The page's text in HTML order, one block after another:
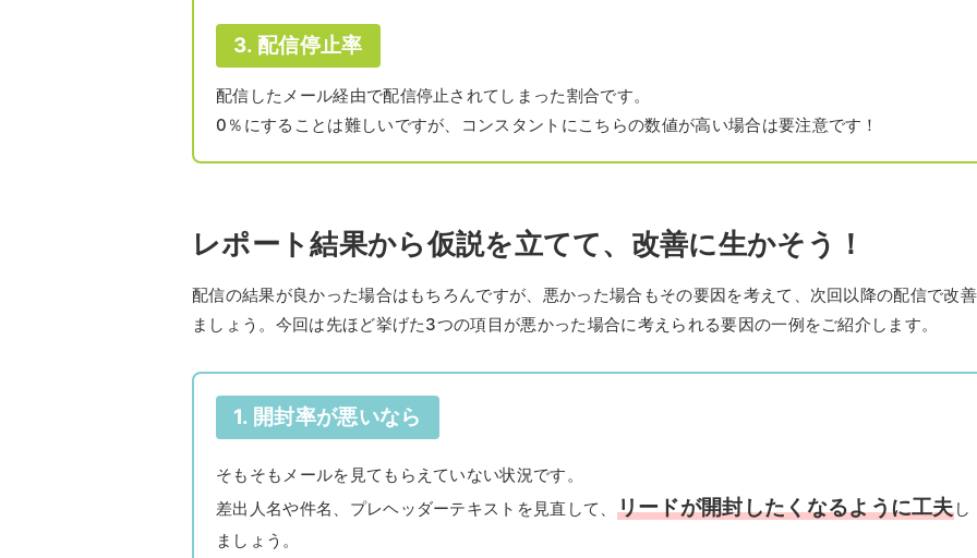
3. 配信停止率
配信したメール経由で配信停止されてしまった割合です。
0％にすることは難しいですが、コンスタントにこちらの数値が高い場合は要注意です！
レポート結果から仮説を立てて、改善に生かそう！
配信の結果が良かった場合はもちろんですが、悪かった場合もその要因を考えて、次回以降の配信で改
ましょう。今回は先ほど挙げた3つの項目が悪かった場合に考えられる要因の一例をご紹介します。
1. 開封率が悪いなら
そもそもメールを見てもらえていない状況です。
差出人名や件名、プレヘッダーテキストを見直して、 リードが開封したくなるように工夫し
ましょう。